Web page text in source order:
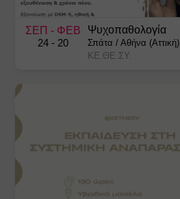
ΣΕΠ - ΦΕΒ
24 - 20
Ψυχοπαθολογία
Σπάτα /Αθήνα (Αττική)
ΚΕ.ΘΕ.ΣΥ.